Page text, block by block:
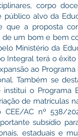
corpo
alvo da
que a proposta
de um bom e bem
Ministério da
Integral terá o
ao Programa
Também se
o Programa
de matrículas
AC nº 538/
subsídio
estaduais e